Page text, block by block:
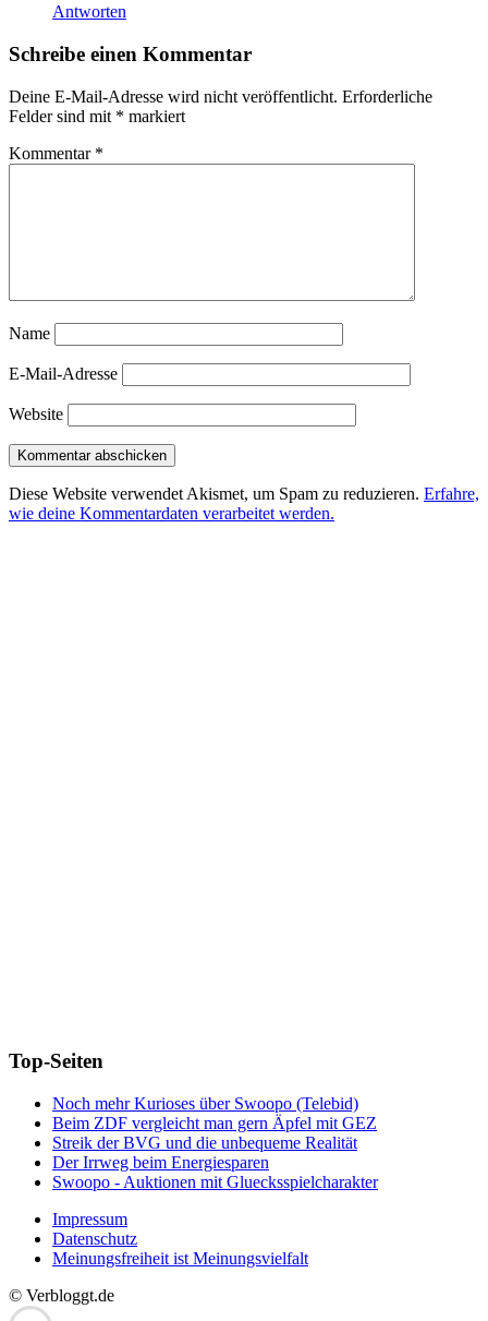
Antworten
Schreibe einen Kommentar
Deine E-Mail-Adresse wird nicht veröffentlicht. Erforderliche
Felder sind mit * markiert
Kommentar *
Name
E-Mail-Adresse
Website
Diese Website verwendet Akismet, um Spam zu reduzieren. Erfahre,
wie deine Kommentardaten verarbeitet werden.
Top-Seiten
Noch mehr Kurioses über Swoopo (Telebid)
Beim ZDF vergleicht man gern Äpfel mit GEZ
Streik der BVG und die unbequeme Realität
Der Irrweg beim Energiesparen
Swoopo - Auktionen mit Gluecksspielcharakter
Impressum
Datenschutz
Meinungsfreiheit ist Meinungsvielfalt
© Verbloggt.de